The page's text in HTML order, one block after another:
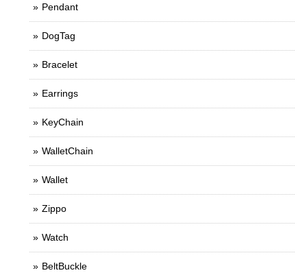
Pendant
DogTag
Bracelet
Earrings
KeyChain
WalletChain
Wallet
Zippo
Watch
BeltBuckle